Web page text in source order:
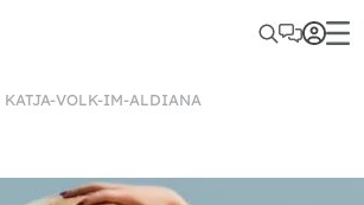
KATJA-VOLK-IM-ALDIANA